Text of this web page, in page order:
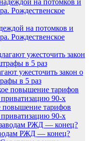
на потомков и
Рождественское
ужесточить закон о
в 5 раз
тарифов
90-х
РЖД — конец?